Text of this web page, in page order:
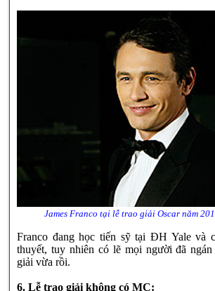
James Franco tại lễ trao giải Oscar năm
Franco đang học tiến sỹ tại ĐH Yale và
thuyết, tuy nhiên có lẽ mọi người đã
giải vừa rồi.
6. Lễ trao giải không có MC: